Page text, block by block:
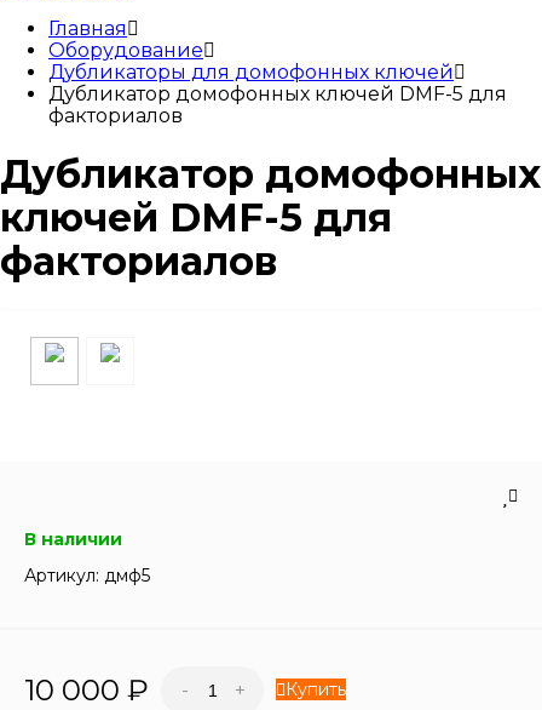
Главная
Оборудование
Дубликаторы для домофонных ключей
Дубликатор домофонных ключей DMF-5 для
факториалов
Дубликатор домофонных
ключей DMF-5 для
факториалов
В наличии
Артикул: дмф5
10 000 ₽ - + Купить